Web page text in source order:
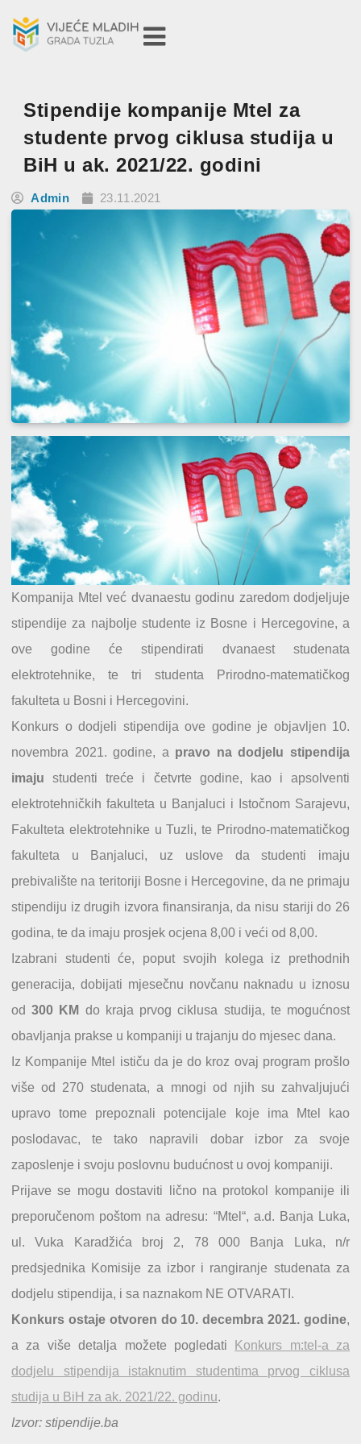
Stipendije kompanije Mtel za
studente prvog ciklusa studija u
BiH u ak. 2021/22. godini
Admin 23.11.2021
Kompanija Mtel već dvanaestu godinu zaredom dodjeljuje
stipendije za najbolje studente iz Bosne i Hercegovine, a
ove godine će stipendirati dvanaest studenata
elektrotehnike, te tri studenta Prirodno-matematičkog
fakulteta u Bosni i Hercegovini.
Konkurs o dodjeli stipendija ove godine je objavljen 10.
novembra 2021. godine, a pravo na dodjelu stipendija
imaju studenti treće i četvrte godine, kao i apsolventi
elektrotehničkih fakulteta u Banjaluci i Istočnom Sarajevu,
Fakulteta elektrotehnike u Tuzli, te Prirodno-matematičkog
fakulteta u Banjaluci, uz uslove da studenti imaju
prebivalište na teritoriji Bosne i Hercegovine, da ne primaju
stipendiju iz drugih izvora finansiranja, da nisu stariji do 26
godina, te da imaju prosjek ocjena 8,00 i veći od 8,00.
Izabrani studenti će, poput svojih kolega iz prethodnih
generacija, dobijati mjesečnu novčanu naknadu u iznosu
od300 KM do kraja prvog ciklusa studija, te mogućnost
obavljanja prakse u kompaniji u trajanju do mjesec dana.
Iz Kompanije Mtel ističu da je do kroz ovaj program prošlo
više od 270 studenata, a mnogi od njih su zahvaljujući
upravo tome prepoznali potencijale koje ima Mtel kao
poslodavac, te tako napravili dobar izbor za svoje
zaposlenje i svoju poslovnu budućnost u ovoj kompaniji.
Prijave se mogu dostaviti lično na protokol kompanije ili
preporučenom poštom na adresu: “Mtel“, a.d. Banja Luka,
ul. Vuka Karadžića broj 2, 78 000 Banja Luka, n/r
predsjednika Komisije za izbor i rangiranje studenata za
dodjelu stipendija, i sa naznakom NE OTVARATI.
Konkurs ostaje otvoren do 10. decembra 2021. godine,
a za više detalja možete pogledati
Konkurs m:tel-a za
dodjelu stipendija istaknutim studentima prvog ciklusa
studija u BiH za ak. 2021/22. godinu.
Izvor: stipendije.ba